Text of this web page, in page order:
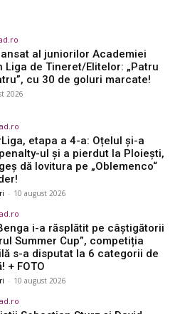
al juniorilor Academiei
Liga de Tineret/Elitelor: „Patru
cu 30 de goluri marcate!
2026
etapa a 4-a: Oțelul și-a
ul și a pierdut la Ploiești,
dă lovitura pe „Oblemenco“
- 10 august 2026
i-a răsplătit pe câștigătorii
Summer Cup”, competiția
s-a disputat la 6 categorii de
+ FOTO
- 10 august 2026